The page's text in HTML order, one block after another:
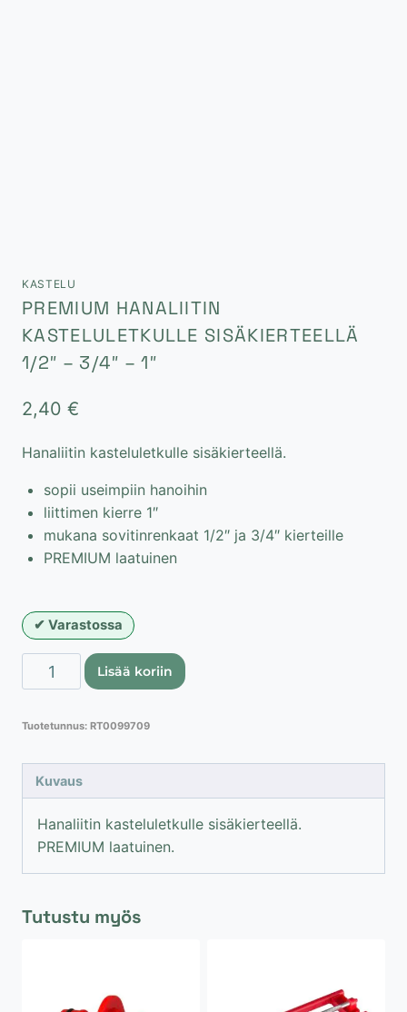
KASTELU
PREMIUM HANALIITIN
KASTELULETKULLE SISÄKIERTEELLÄ
1/2″ – 3/4″ – 1″
2,40 €
Hanaliitin kasteluletkulle sisäkierteellä.
sopii useimpiin hanoihin
liittimen kierre 1″
mukana sovitinrenkaat 1/2″ ja 3/4″ kierteille
PREMIUM laatuinen
Varastossa
PREMIUM
hanaliitin
sisäkierteellä
3/4"
Lisää koriin
Tuotetunnus: RT0099709
Kuvaus
Hanaliitin kasteluletkulle sisäkierteellä.
PREMIUM laatuinen.
Tutustu myös